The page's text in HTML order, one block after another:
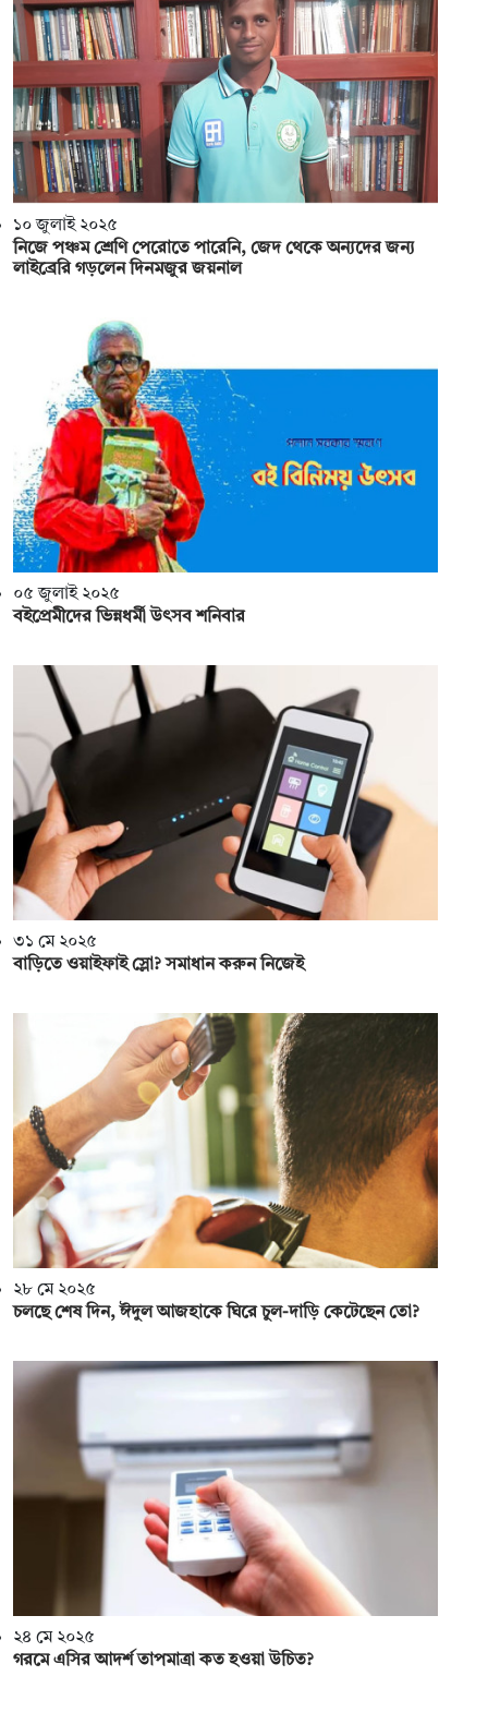
১০ জুলাই ২০২৫
নিজে পঞ্চম শ্রেণি পেরোতে পারেনি, জেদ থেকে অন্যদের জন্য
লাইব্রেরি গড়লেন দিনমজুর জয়নাল
০৫ জুলাই ২০২৫
বইপ্রেমীদের ভিন্নধর্মী উৎসব শনিবার
৩১ মে ২০২৫
বাড়িতে ওয়াইফাই স্লো? সমাধান করুন নিজেই
২৮ মে ২০২৫
চলছে শেষ দিন, ঈদুল আজহাকে ঘিরে চুল-দাড়ি কেটেছেন তো?
২৪ মে ২০২৫
গরমে এসির আদর্শ তাপমাত্রা কত হওয়া উচিত?